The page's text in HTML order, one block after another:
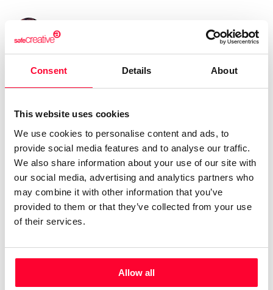
Consent Details About
This website uses cookies
We use cookies to personalise content and ads, to
provide social media features and to analyse our traffic.
We also share information about your use of our site with
our social media, advertising and analytics partners who
may combine it with other information that you’ve
provided to them or that they’ve collected from your use
of their services.
Allow all
/ Music
grupos de música, siempre de forma amateur. Desde hace
unos quince años elaboro mi propio proyecto de creación
musical, aprovechando mis conocimientos instrumentales
de bajo eléctrico, teclados y guitarra, así como de software
de grabación. Cuento con mi propio estudio de grabación,
modesto, pero suficiente para el desarrollo de mis
valorando la grandeza de la música hecha con honestidad,